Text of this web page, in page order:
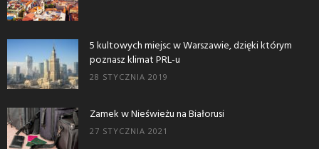
5 kultowych miejsc w Warszawie, dzięki którym
poznasz klimat PRL-u
28 STYCZNIA 2019
Zamek w Nieświeżu na Białorusi
27 STYCZNIA 2021